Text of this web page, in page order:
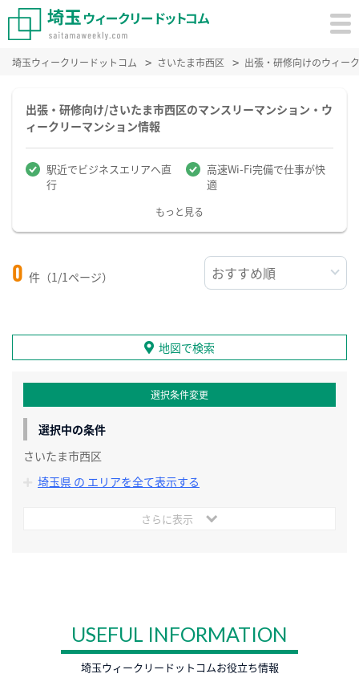
埼玉ウィークリードットコム さいたま市西区 出張・研修向けのウィー
出張・研修向け/さいたま市西区のマンスリーマンション・ウ
ィークリーマンション情報
駅近でビジネスエリアへ直
行
高速Wi-Fi完備で仕事が快
適
もっと見る
0 件（1/1ページ）
地図で検索
選択条件変更
選択中の条件
さいたま市西区
埼玉県 の エリアを全て表示する
さらに表示
USEFUL INFORMATION
埼玉ウィークリードットコムお役立ち情報